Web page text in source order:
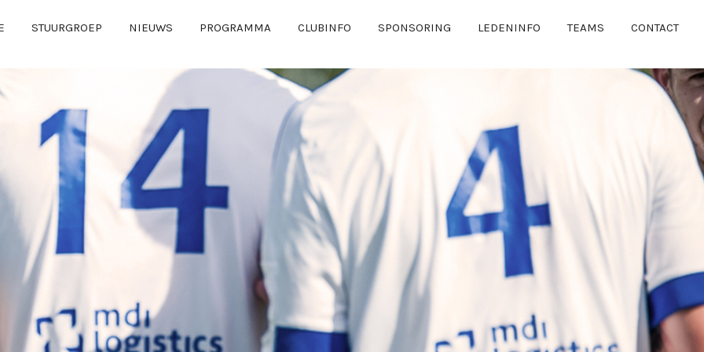
STUURGROEP NIEUWS PROGRAMMA CLUBINFO SPONSORING LEDENINFO TEAMS CONTACT